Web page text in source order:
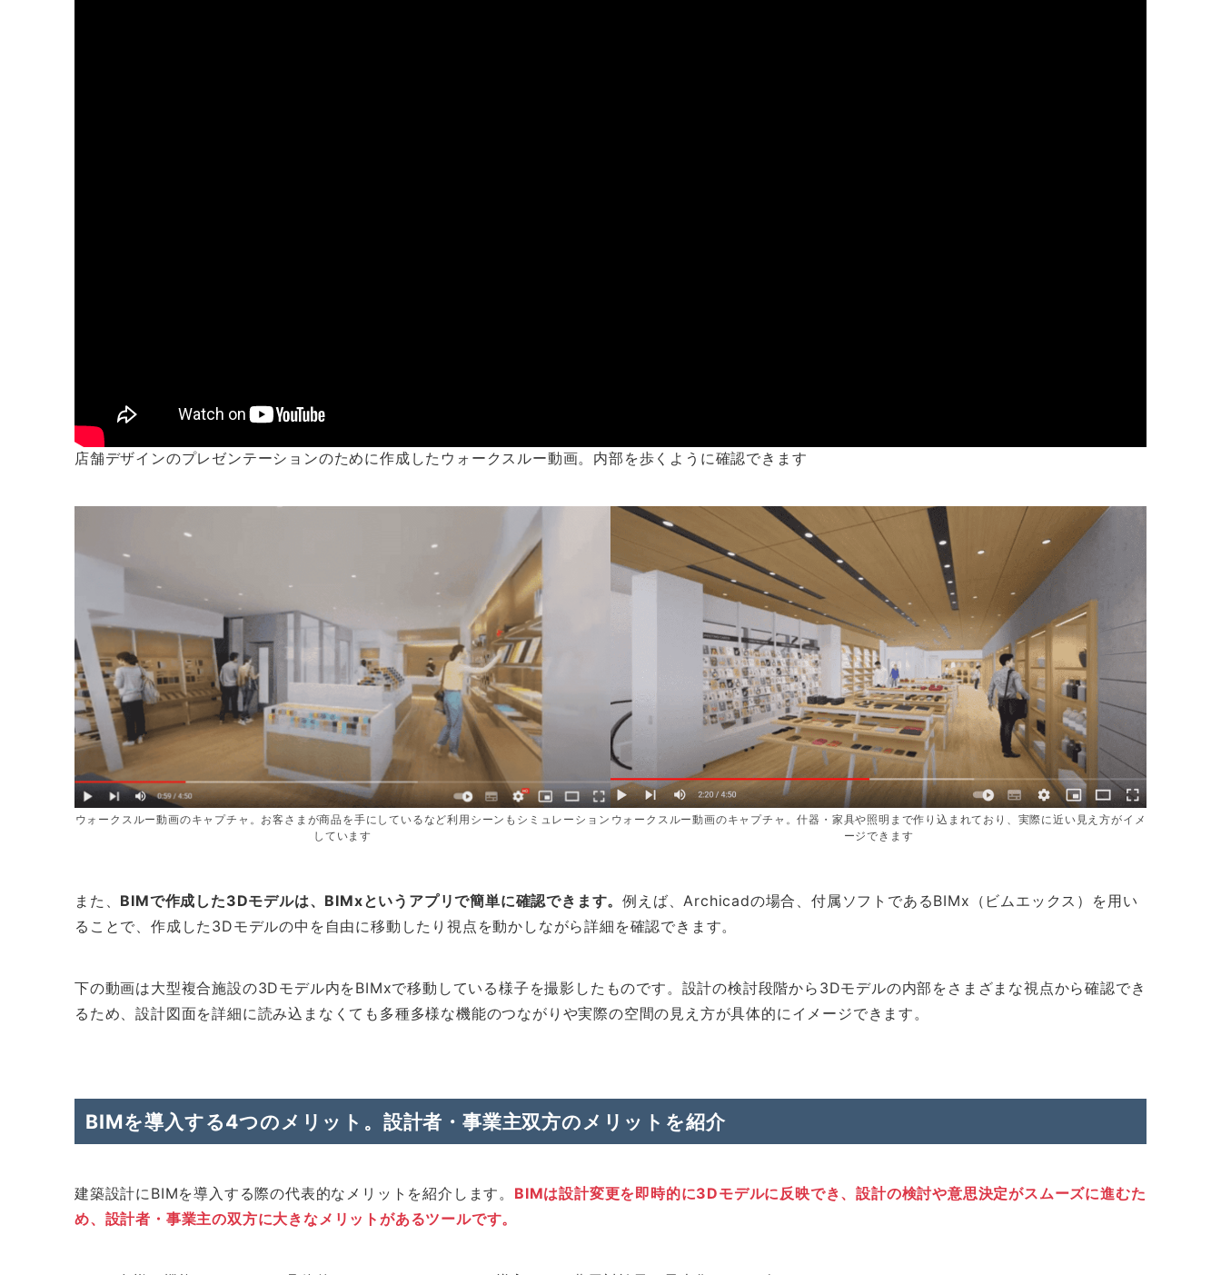
店舗デザインのプレゼンテーションのために作成したウォークスルー動画。内部を歩くように確認できます
ウォークスルー動画のキャプチャ。お客さまが商品を手にしているなど利用シーンもシミュレーション
しています
ウォークスルー動画のキャプチャ。什器・家具や照明まで作り込まれており、実際に近い見え方がイメ
ージできます
また、 BIMで作成した3Dモデルは、BIMxというアプリで簡単に確認できます。例えば、Archicadの場合、付属ソフトであるBIMx（ビムエックス）を用い
ることで、作成した3Dモデルの中を自由に移動したり視点を動かしながら詳細を確認できます。
下の動画は大型複合施設の3Dモデル内をBIMxで移動している様子を撮影したものです。設計の検討段階から3Dモデルの内部をさまざまな視点から確認でき
るため、設計図面を詳細に読み込まなくても多種多様な機能のつながりや実際の空間の見え方が具体的にイメージできます。
BIMを導入する4つのメリット。設計者・事業主双方のメリットを紹介
建築設計にBIMを導入する際の代表的なメリットを紹介します。 BIMは設計変更を即時的に3Dモデルに反映でき、設計の検討や意思決定がスムーズに進むた
め、設計者・事業主の双方に大きなメリットがあるツールです。